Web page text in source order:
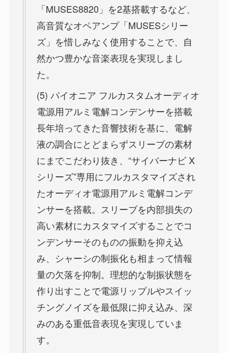
「MUSES8820」を2基搭載するなど、
高音質なオペアンプ「MUSESシリー
ズ」を惜しみなく使用することで、自
然かつ豊かな音楽表現を実現しまし
た。
(5) パイオニア フルカスタムオーディオ
電源用アルミ電解コンデンサーを搭載
長年培ってきた音響技術を基に、電解
液の調合にとどまらずスリーブの素材
にまでこだわり抜き、“サイバーナビ X
シリーズ”専用にフルカスタマイズされ
たオーディオ電源用アルミ電解コンデ
ンサーを搭載。スリーブを内部損失の
高い素材にカスタマイズすることでコ
ンデンサーそのものの振動を抑え込
み、シャーシの制振化も相まって情報
量の欠落を抑制。理想的な制振状態を
作り出すことで電源リップルやスイッ
チングノイズを最低限に抑え込み、深
みのある重低音表現を実現していま
す。